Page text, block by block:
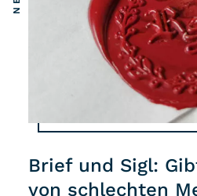
Brief und Sigl:
von schlechten